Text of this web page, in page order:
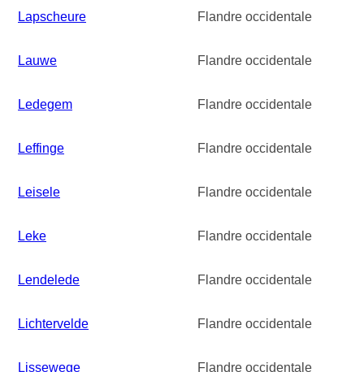
Lapscheure Flandre occidentale
Lauwe Flandre occidentale
Ledegem Flandre occidentale
Leffinge Flandre occidentale
Leisele Flandre occidentale
Leke Flandre occidentale
Lendelede Flandre occidentale
Lichtervelde Flandre occidentale
Lissewege Flandre occidentale